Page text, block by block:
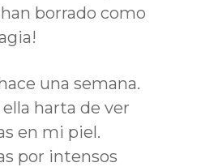
borrado como
una semana.
harta de ver
en mi piel.
por intensos